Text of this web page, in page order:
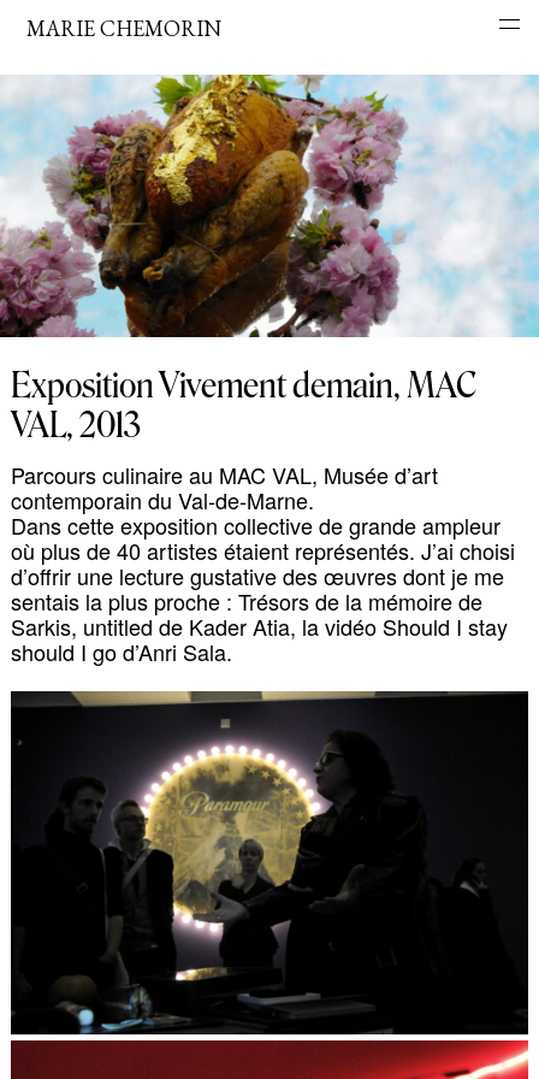
MARIE CHEMORIN
Exposition Vivement demain, MAC
VAL, 2013
Parcours culinaire au MAC VAL, Musée d’art
contemporain du Val-de-Marne.
Dans cette exposition collective de grande ampleur
où plus de 40 artistes étaient représentés. J’ai choisi
d’offrir une lecture gustative des œuvres dont je me
sentais la plus proche : Trésors de la mémoire de
Sarkis, untitled de Kader Atia, la vidéo Should I stay
should I go d’Anri Sala.